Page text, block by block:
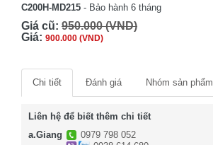
C200H-MD215 - Bảo hành 6 tháng
Giá cũ: 950.000 (VND)
Giá: 900.000 (VND)
Chi tiết Đánh giá Nhóm sản phẩm
Liên hệ để biết thêm chi tiết
a.Giang
0979 798 052